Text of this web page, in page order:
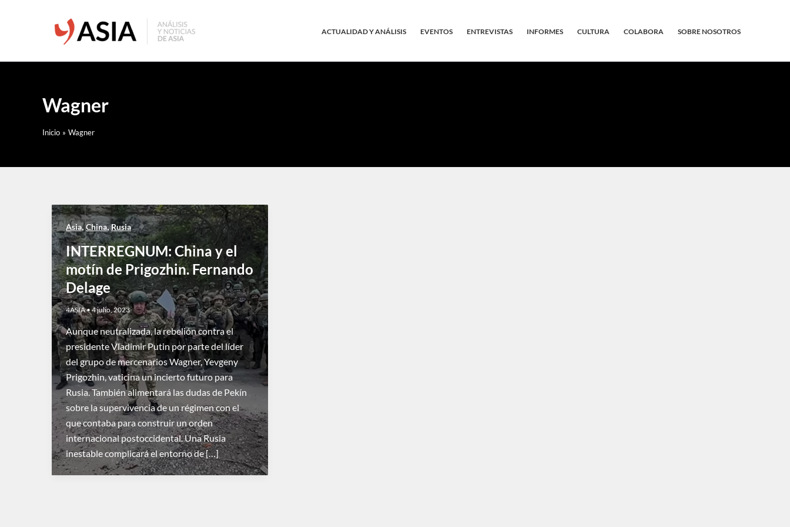
ACTUALIDAD Y ANÁLISIS EVENTOS ENTREVISTAS INFORMES CULTURA COLABORA SOBRE NOSOTROS
Wagner
Inicio Wagner
Asia, China,Rusia
INTERREGNUM: China y el
motín de Prigozhin. Fernando
Delage
4ASIA• 4 julio, 2023
Aunque neutralizada, la rebelión contra el
presidente Vladimir Putin por parte del líder
del grupo de mercenarios Wagner, Yevgeny
Prigozhin, vaticina un incierto futuro para
Rusia. También alimentará las dudas de Pekín
sobre la supervivencia de un régimen con el
que contaba para construir un orden
internacional postoccidental. Una Rusia
inestable complicará el entorno de […]